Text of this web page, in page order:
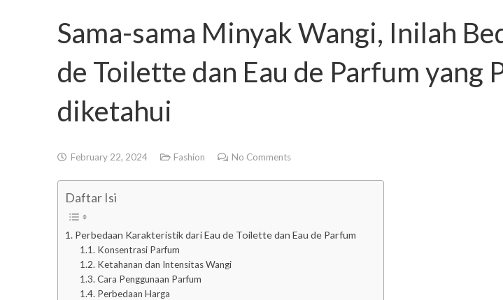
Sama-sama Minyak Wangi, Inilah
de Toilette dan Eau de Parfum yang
diketahui
February 22, 2024 Fashion No Comments
Daftar Isi
Perbedaan Karakteristik dari Eau de Toilette dan Eau de Parfum
Konsentrasi Parfum
Ketahanan dan Intensitas Wangi
Cara Penggunaan Parfum
Perbedaan Harga